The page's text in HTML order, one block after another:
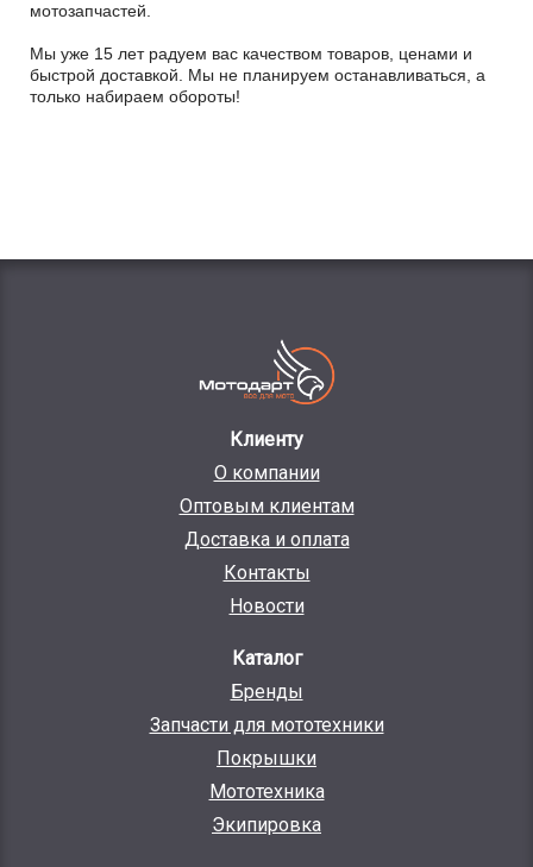
мотозапчастей.
Мы уже 15 лет радуем вас качеством товаров, ценами и
быстрой доставкой. Мы не планируем останавливаться, а
только набираем обороты!
Клиенту
О компании
Оптовым клиентам
Доставка и оплата
Контакты
Новости
Каталог
Бренды
Запчасти для мототехники
Покрышки
Мототехника
Экипировка